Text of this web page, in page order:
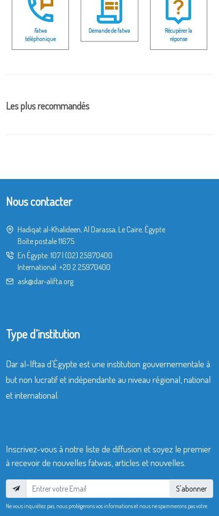
Fatwa
téléphonique
Demande de fatwa
Récupérer la
réponse
Les plus recommandés
Nous contacter
Hadiqat al-Khalideen, Al Darassa, Le Caire, Égypte
Boîte postale 11675
En Égypte: 107| (02) 25970400
International: +20 2 25970400
ask@dar-alifta.org
Type d’institution
Dar al-Iftaa d’Égypte est une institution gouvernementale à
but non lucratif et indépendante au niveau régional, national
et international.
Inscrivez-vous à notre liste de diffusion et soyez le premier
à recevoir de nouvelles fatwas, articles et nouvelles.
S'abonner
Ne vous inquiétez pas, nous protégerons vos informations et nous ne spammerons pas votre